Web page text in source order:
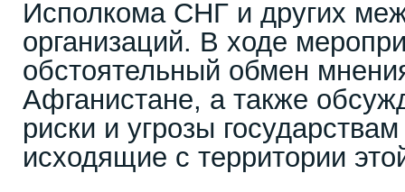
Исполкома СНГ и других
организаций. В ходе
обстоятельный обмен
Афганистане, а также
риски и угрозы
исходящие с территории